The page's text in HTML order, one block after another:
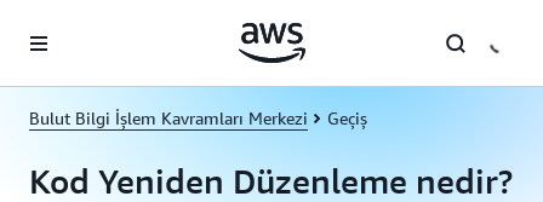
Bulut Bilgi İşlem Kavramları Merkezi Geçiş
Kod Yeniden Düzenleme nedir?